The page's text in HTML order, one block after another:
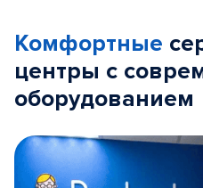
Комфортные
центры с
оборудованием